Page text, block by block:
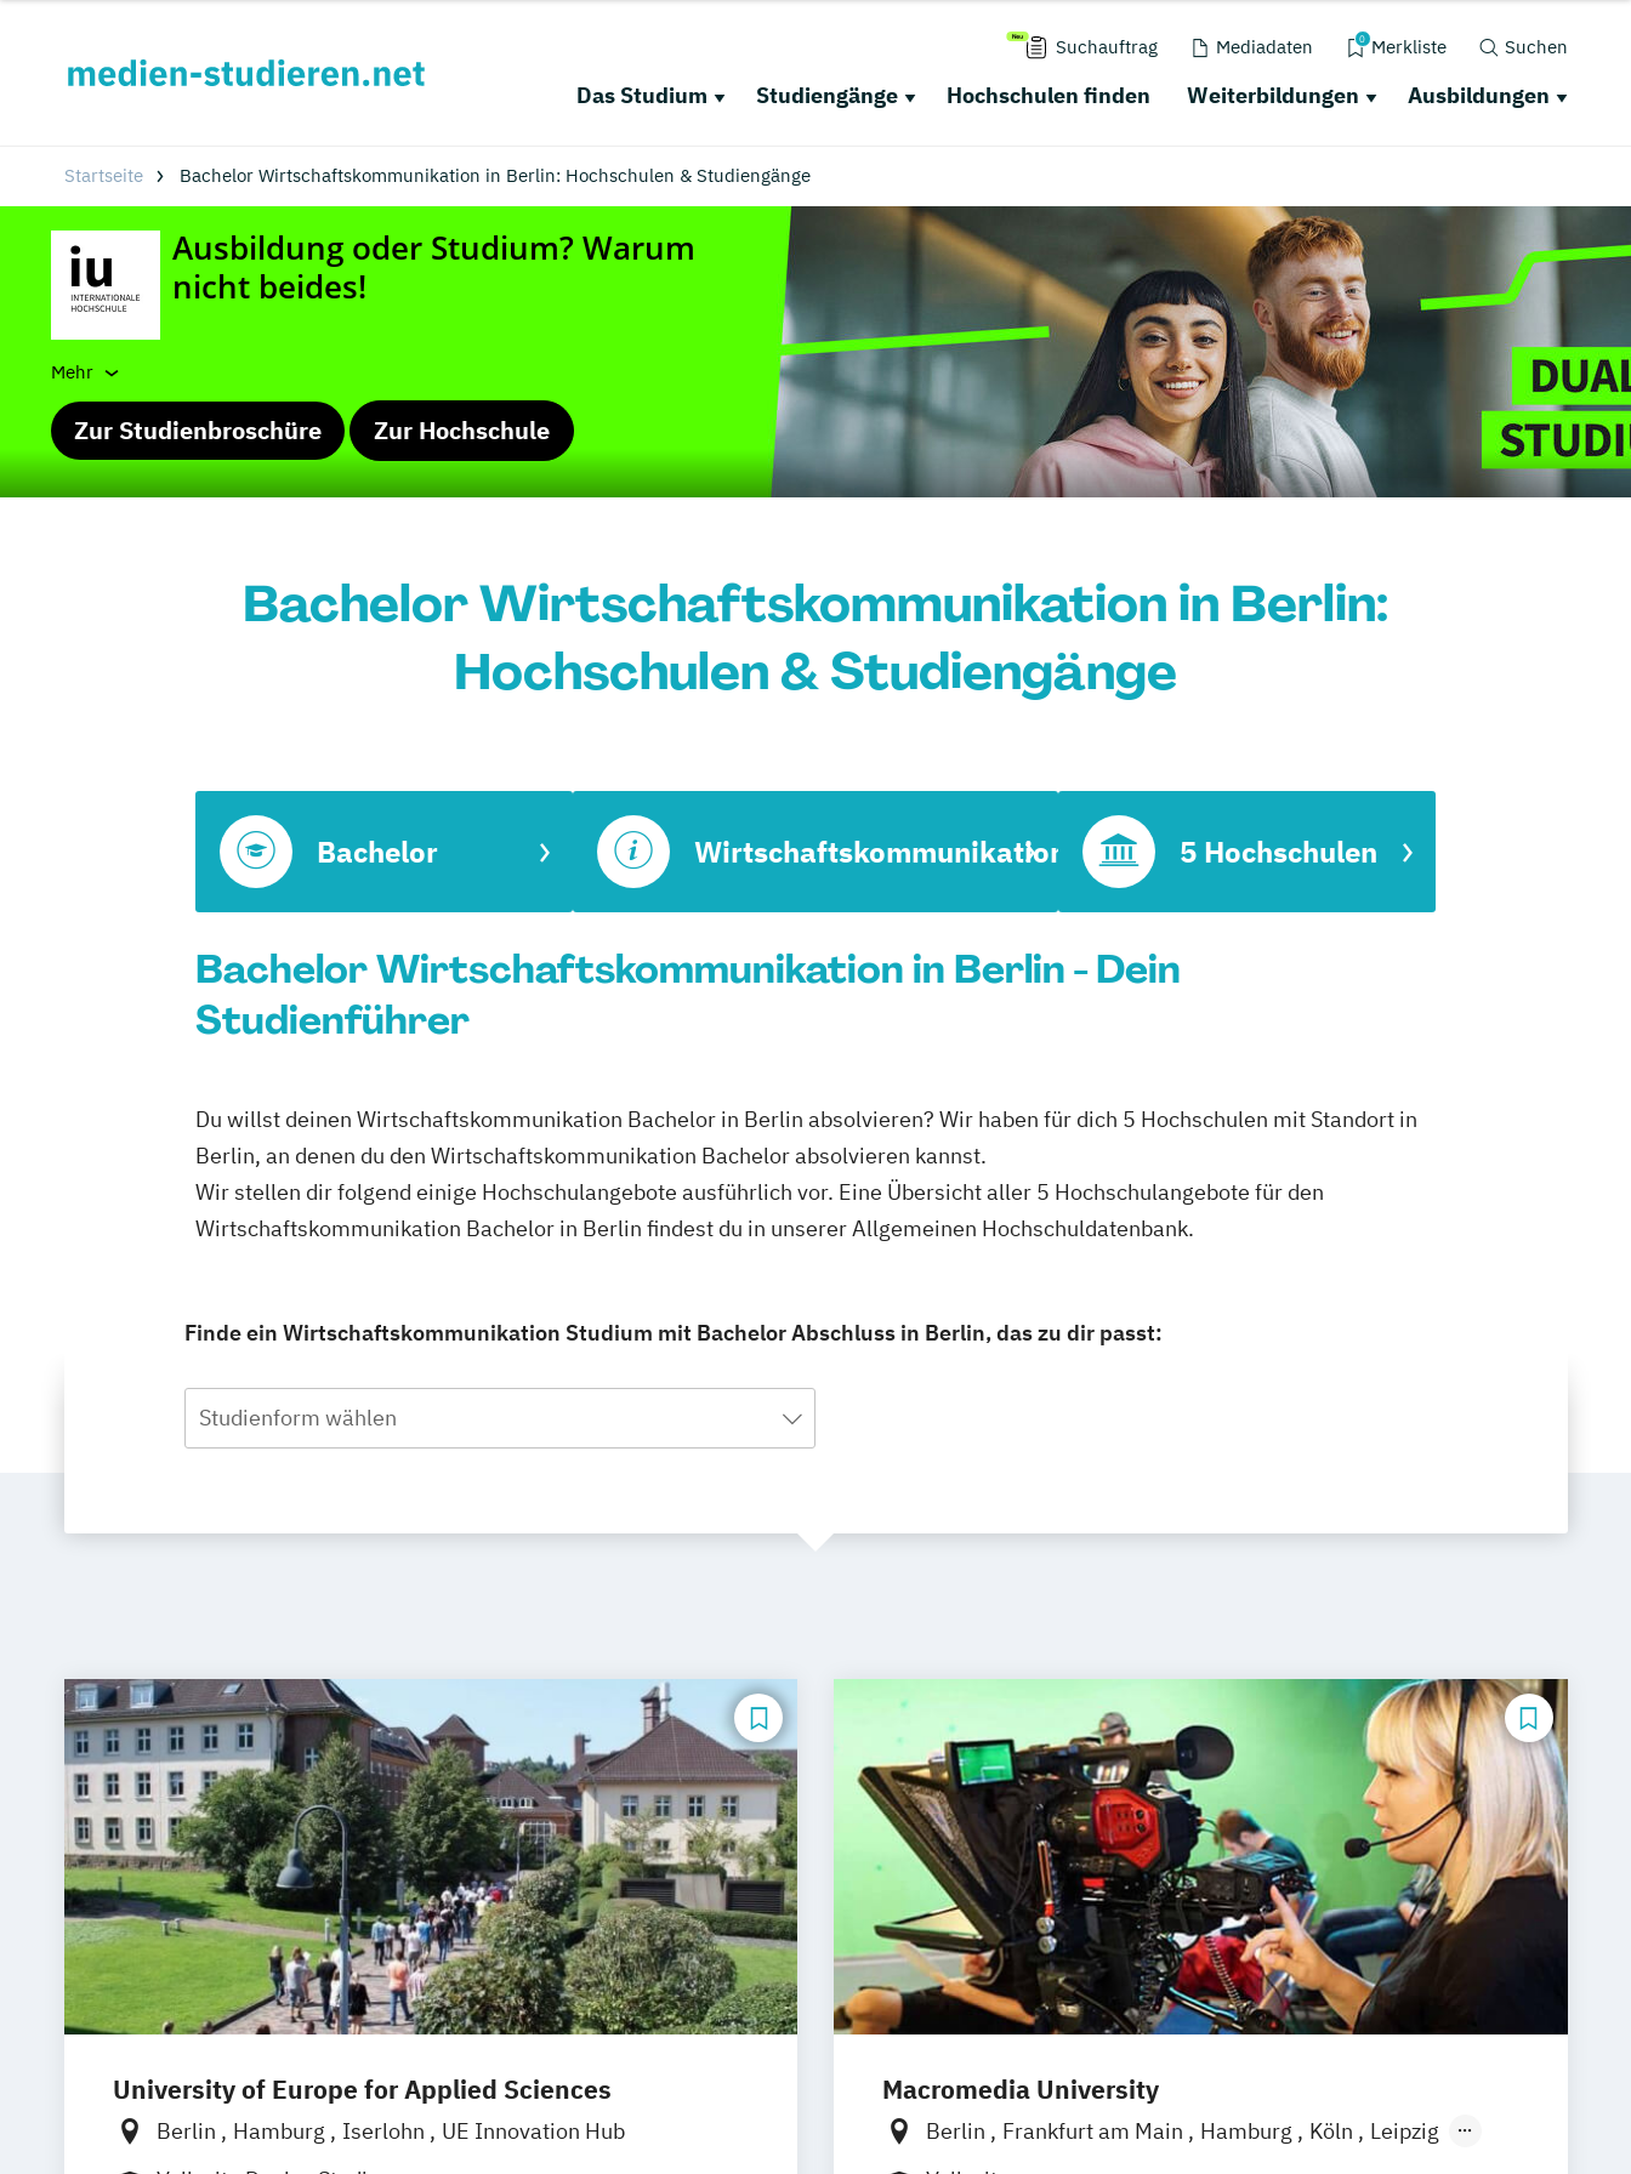
Suchauftrag Mediadaten 0 Merkliste Suchen
Das Studium Studiengänge Hochschulen finden Weiterbildungen Ausbildungen
Startseite Bachelor Wirtschaftskommunikation in Berlin: Hochschulen & Studiengänge
Mehr
Zur Studienbroschüre Zur Hochschule
Bachelor Wirtschaftskommunikation in Berlin:
Hochschulen & Studiengänge
Bachelor Wirtschaftskommunikation 5 Hochschulen
Bachelor Wirtschaftskommunikation in Berlin - Dein
Studienführer
Du willst deinen Wirtschaftskommunikation Bachelor in Berlin absolvieren? Wir haben für dich 5 Hochschulen mit Standort in
Berlin, an denen du den Wirtschaftskommunikation Bachelor absolvieren kannst.
Wir stellen dir folgend einige Hochschulangebote ausführlich vor. Eine Übersicht aller 5 Hochschulangebote für den
Wirtschaftskommunikation Bachelor in Berlin findest du in unserer Allgemeinen Hochschuldatenbank.
Finde ein Wirtschaftskommunikation Studium mit Bachelor Abschluss in Berlin, das zu dir passt:
Studienform wählen
University of Europe for Applied Sciences
Berlin Hamburg Iserlohn
UE Innovation Hub
Macromedia University
Berlin Frankfurt am Main Hamburg Köln
Leipzig
München